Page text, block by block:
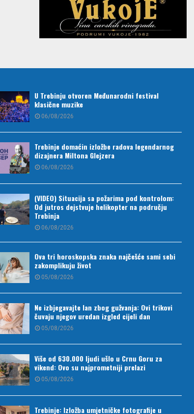
U Trebinju otvoren Međunarodni festival
klasične muzike
06/08/2026
Trebinje domaćin izložbe radova legendarnog
dizajnera Miltona Glejzera
06/08/2026
(VIDEO) Situacija sa požarima pod kontrolom:
Od jutros dejstvuje helikopter na području
Trebinja
06/08/2026
Ova tri horoskopska znaka najčešće sami sebi
zakomplikuju život
05/08/2026
Ne izbjegavajte lan zbog gužvanja: Ovi trikovi
čuvaju njegov uredan izgled cijeli dan
05/08/2026
Više od 630.000 ljudi ušlo u Crnu Goru za
vikend: Ovo su najprometniji prelazi
05/08/2026
Trebinje: Izložba umjetničke fotografije u